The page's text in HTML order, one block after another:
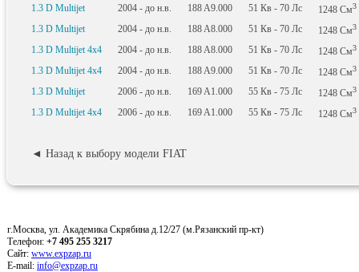
1.3 D Multijet 2004 - до н.в. 188 A9.000 51 Кв - 70 Лс 1248 См3
1.3 D Multijet 2004 - до н.в. 188 A8.000 51 Кв - 70 Лс 1248 См3
1.3 D Multijet 4x4 2004 - до н.в. 188 A8.000 51 Кв - 70 Лс 1248 См3
1.3 D Multijet 4x4 2004 - до н.в. 188 A9.000 51 Кв - 70 Лс 1248 См3
1.3 D Multijet 2006 - до н.в. 169 A1.000 55 Кв - 75 Лс 1248 См3
1.3 D Multijet 4x4 2006 - до н.в. 169 A1.000 55 Кв - 75 Лс 1248 См3
◄ Назад к выбору модели FIAT
г.Москва, ул. Академика Скрябина д.12/27 (м.Рязанский пр-кт)
Телефон: +7 495 255 3217
Сайт: www.expzap.ru
E-mail: info@expzap.ru